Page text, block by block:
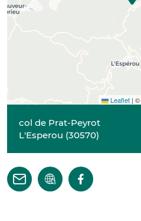
Leaflet | ©
col de Prat-Peyrot
L'Esperou (30570)